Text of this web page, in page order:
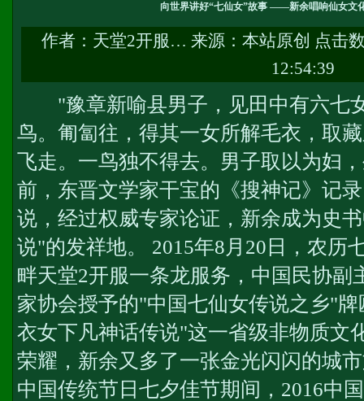
向世界讲好“七仙女”故事 ——新余唱响仙女文
作者： 天堂2开服… 来源：本站原创 点击
12:54:39
"豫章新喻县男子，见田中有六七
鸟。匍匐往，得其一女所解毛衣，取
飞走。一鸟独不得去。男子取以为妇
前，东晋文学家干宝的《搜神记》记
说，经过权威专家论证，新余成为史
说"的发祥地。 2015年8月20日，农历
畔天堂2开服一条龙服务 ，中国民协
家协会授予的"中国七仙女传说之乡"
衣女下凡神话传说"这一省级非物质文
荣耀，新余又多了一张金光闪闪的城
中国传统节日七夕佳节期间，2016中